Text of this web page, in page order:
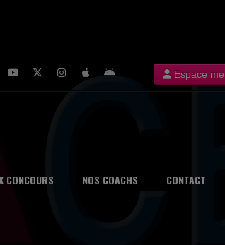
Espace
CONCOURS NOS COACHS CONTACT